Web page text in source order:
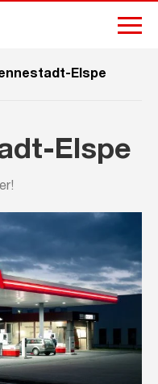
Elspe
Elspe